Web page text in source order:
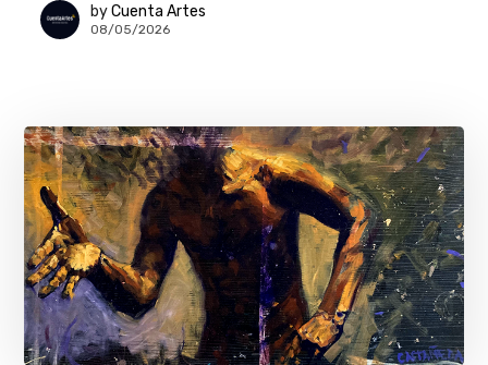
by Cuenta Artes
08/05/2026